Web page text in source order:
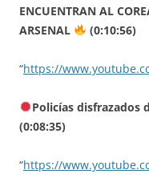
ENCUENTRAN AL
ARSENAL
(0:10:56)
“https://
Policías disfrazados
(0:08:35)
“https://